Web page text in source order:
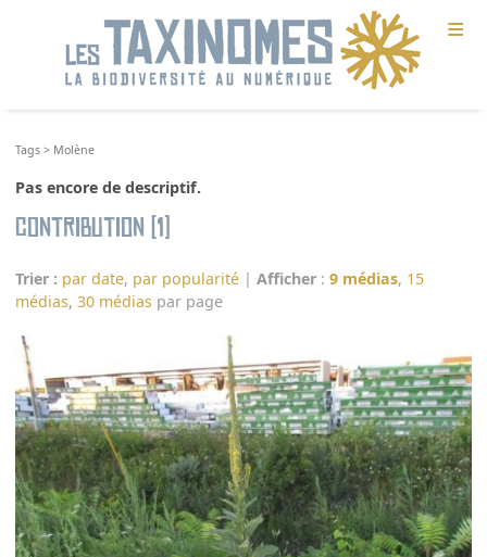
≡
Tags > Molène
Pas encore de descriptif.
Contribution (1)
Trier : par date, par popularité |Afficher :9 médias, 15
médias,30 médias par page